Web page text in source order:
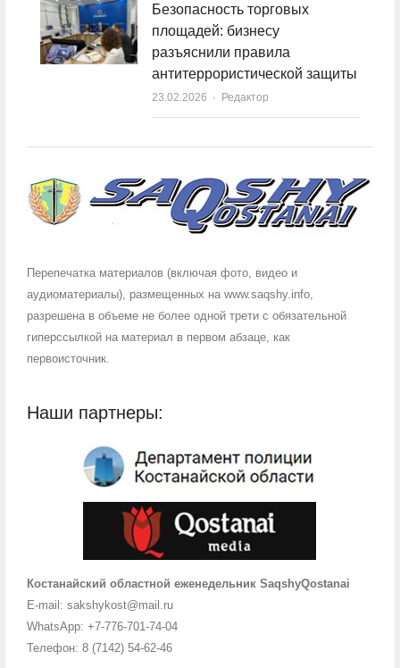
Безопасность торговых
площадей: бизнесу
разъяснили правила
антитеррористической защиты
23.02.2026 Author
Редактор
Перепечатка материалов (включая фото, видео и
аудиоматериалы), размещенных на www.saqshy.info,
разрешена в объеме не более одной трети с обязательной
гиперссылкой на материал в первом абзаце, как
первоисточник.
Наши партнеры:
Костанайский областной еженедельник SaqshyQostanai
E-mail: sakshykost@mail.ru
WhatsApp: +7-776-701-74-04
Телефон: 8 (7142) 54-62-46